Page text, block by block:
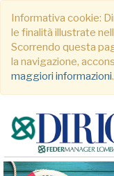
Informativa cookie:
le finalità illustrate
Scorrendo questa
la navigazione,
maggiori informazioni.